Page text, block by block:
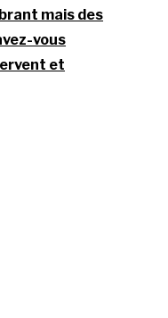
mais des
vous
et